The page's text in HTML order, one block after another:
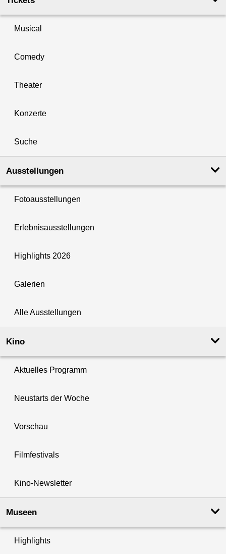
Musical
Comedy
Theater
Konzerte
Suche
Ausstellungen
Fotoausstellungen
Erlebnisausstellungen
Highlights 2026
Galerien
Alle Ausstellungen
Kino
Aktuelles Programm
Neustarts der Woche
Vorschau
Filmfestivals
Kino-Newsletter
Museen
Highlights